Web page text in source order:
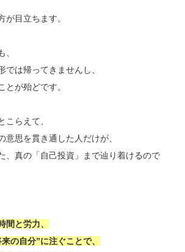
が目立ちます。
、
では帰ってきませんし、
とが殆どです。
らえて、
意思を貫き通した人だけが、
、真の「自己投資」まで辿り着けるので
間と労力、
の自分”に注ぐことで、